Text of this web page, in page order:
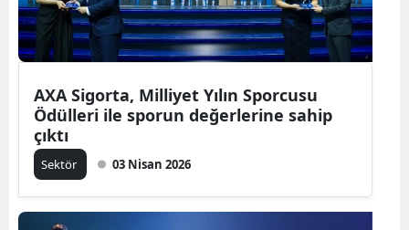
AXA Sigorta, Milliyet Yılın Sporcusu
Ödülleri ile sporun değerlerine sahip
çıktı
Sektör 03 Nisan 2026